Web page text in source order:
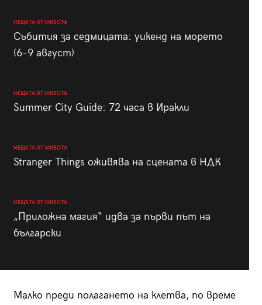
НЕЩАТА ОТ ЖИВОТА
Събития за седмицата: уикенд на морето
(6–9 август)
НЕЩАТА ОТ ЖИВОТА
Summer City Guide: 72 часа в Иракли
НЕЩАТА ОТ ЖИВОТА
Stranger Things оживява на сцената в НДК
НЕЩАТА ОТ ЖИВОТА
„Приложна магия“ идва за първи път на
български
Малко преди полагането на клетва, по време